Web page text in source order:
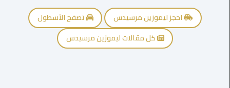
ليموزين
احجز ليموزين مرسيدس
تصفح الأسطول
كل مقالات ليموزين مرسيدس